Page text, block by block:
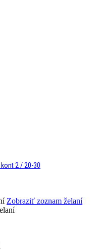
kont 2 / 20-30
Zobraziť zoznam želaní